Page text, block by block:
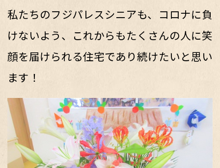
私たちのフジパレスシニアも、コロナに負
けないよう、これからもたくさんの人に笑
顔を届けられる住宅であり続けたいと思い
ます！